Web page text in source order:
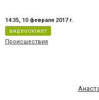
14:35, 10 февраля 2017 г.
видеосюжет
Происшествия